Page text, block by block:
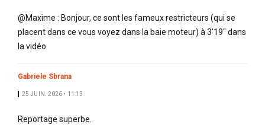
@Maxime : Bonjour, ce sont les fameux restricteurs (qui se
placent dans ce vous voyez dans la baie moteur) à 3'19" dans
la vidéo
Gabriele Sbrana
25 JUIN. 2026 • 11:13
Reportage superbe.